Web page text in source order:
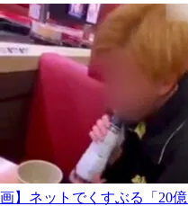
画】ネットでくすぶる「20